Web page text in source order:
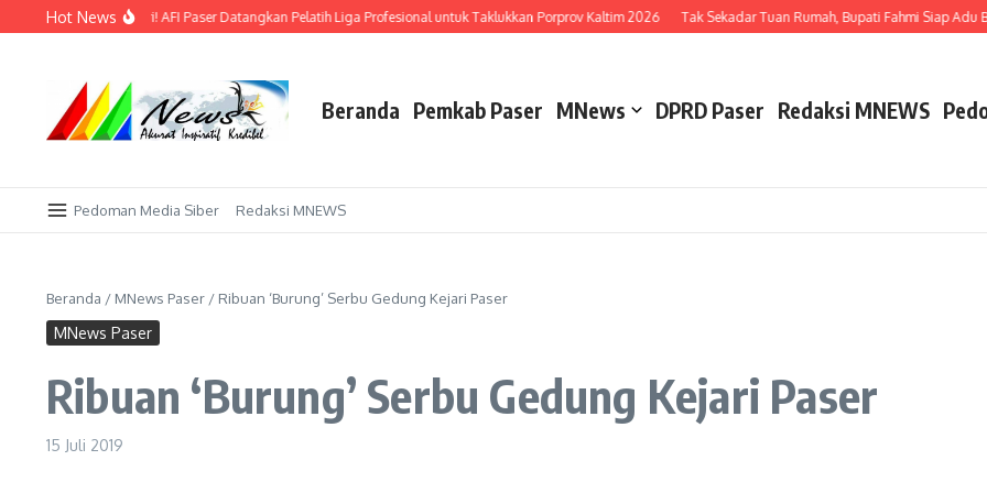
Lewati ke konten
Hot News
di Kandang Sendiri! AFI Paser Datangkan Pelatih Liga Profesional untuk Taklukkan Porprov Kaltim 2026 Tak Sekadar Tuan Rumah, Bupati Fahmi Siap Adu
Beranda Pemkab Paser MNews DPRD Paser Redaksi MNEWS
Pedoman Media Siber Redaksi MNEWS
Beranda / MNews Paser / Ribuan ‘Burung’ Serbu Gedung Kejari Paser
MNews Paser
Ribuan ‘Burung’ Serbu Gedung Kejari Paser
15 Juli 2019